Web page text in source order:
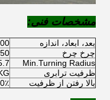
مشخصات فنی:
بعد، ابعاد، اندازه 2000mm
چرخ چرخ
2850
Min.Turning Radius
5.7
ظرفیت ترابری
بالا رفتن از ظرفیت